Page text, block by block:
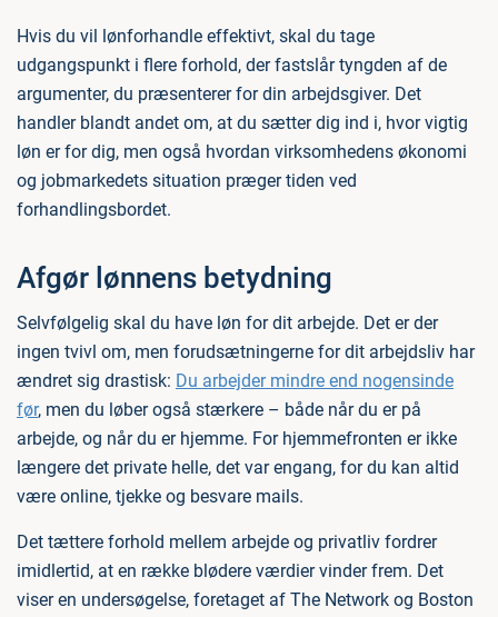
Hvis du vil lønforhandle effektivt, skal du tage
udgangspunkt i flere forhold, der fastslår tyngden af de
argumenter, du præsenterer for din arbejdsgiver. Det
handler blandt andet om, at du sætter dig ind i, hvor vigtig
løn er for dig, men også hvordan virksomhedens økonomi
og jobmarkedets situation præger tiden ved
forhandlingsbordet.
Afgør lønnens betydning
Selvfølgelig skal du have løn for dit arbejde. Det er der
ingen tvivl om, men forudsætningerne for dit arbejdsliv har
ændret sig drastisk: Du arbejder mindre end nogensinde
før, men du løber også stærkere – både når du er på
arbejde, og når du er hjemme. For hjemmefronten er ikke
længere det private helle, det var engang, for du kan altid
være online, tjekke og besvare mails.
Det tættere forhold mellem arbejde og privatliv fordrer
imidlertid, at en række blødere værdier vinder frem. Det
viser en undersøgelse, foretaget af The Network og Boston